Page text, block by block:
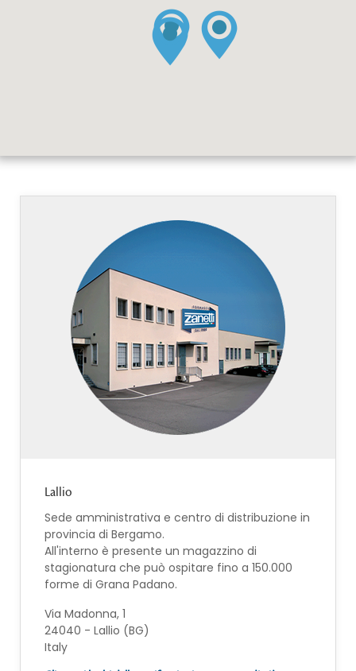
Lallio
Sede amministrativa e centro di distribuzione in
provincia di Bergamo.
All'interno è presente un magazzino di
stagionatura che può ospitare fino a 150.000
forme di Grana Padano.
Via Madonna, 1
24040 - Lallio (BG)
Italy